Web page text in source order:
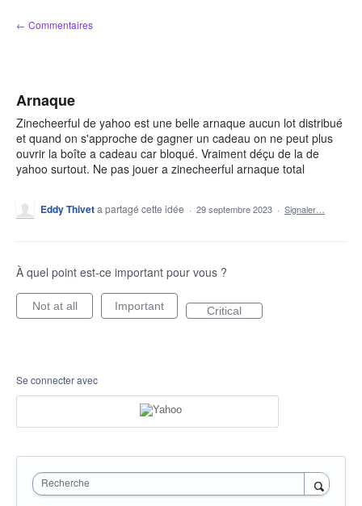
Aller
au
← Commentaires
Arnaque
Zinecheerful de yahoo est une belle arnaque aucun lot distribué
et quand on s'approche de gagner un cadeau on ne peut plus
ouvrir la boîte a cadeau car bloqué. Vraiment déçu de la de
yahoo surtout. Ne pas jouer a zinecheerful arnaque total
Eddy Thiveta partagé cette idée · 29 septembre 2023 · Signaler…
À quel point est-ce important pour vous ?
Not at all Important Critical
Se connecter avec
Recherche